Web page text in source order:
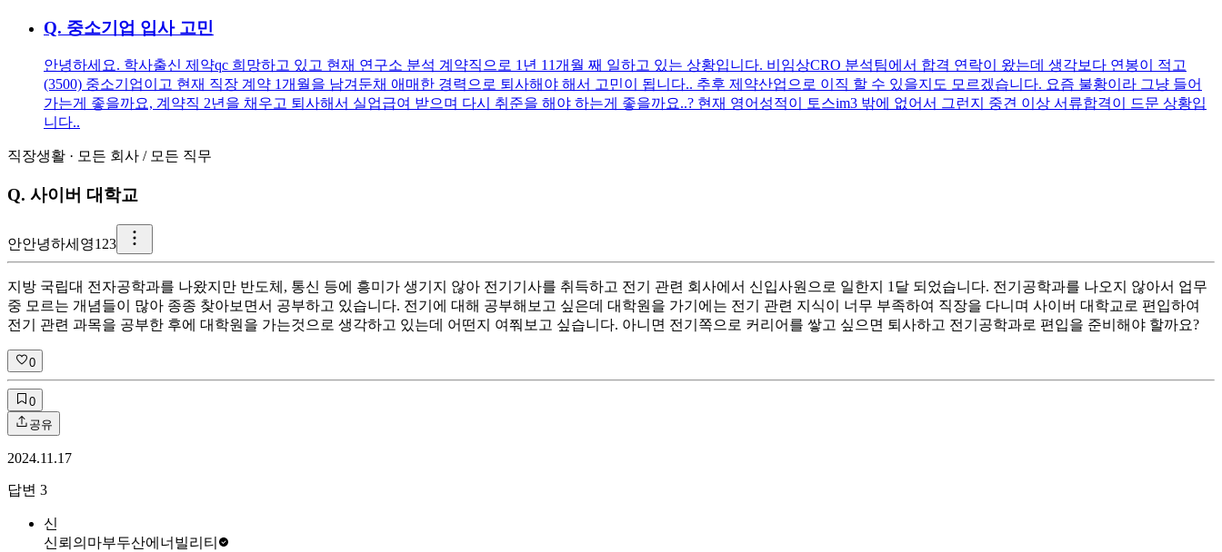
Q. 중소기업 입사 고민
안녕하세요. 학사출신 제약qc 희망하고 있고 현재 연구소 분석 계약직으로 1년 11개월 째 일하고 있는 상황입니다. 비임상CRO 분석팀에서 합격 연락이 왔는데 생각보다 연봉이 적고
(3500) 중소기업이고 현재 직장 계약 1개월을 남겨둔채 애매한 경력으로 퇴사해야 해서 고민이 됩니다.. 추후 제약산업으로 이직 할 수 있을지도 모르겠습니다. 요즘 불황이라 그냥 들어
가는게 좋을까요, 계약직 2년을 채우고 퇴사해서 실업급여 받으며 다시 취준을 해야 하는게 좋을까요..? 현재 영어성적이 토스im3 밖에 없어서 그런지 중견 이상 서류합격이 드문 상황입
니다..
직장생활 · 모든 회사 / 모든 직무
Q. 사이버 대학교
안안녕하세영123
지방 국립대 전자공학과를 나왔지만 반도체, 통신 등에 흥미가 생기지 않아 전기기사를 취득하고 전기 관련 회사에서 신입사원으로 일한지 1달 되었습니다. 전기공학과를 나오지 않아서 업무
중 모르는 개념들이 많아 종종 찾아보면서 공부하고 있습니다. 전기에 대해 공부해보고 싶은데 대학원을 가기에는 전기 관련 지식이 너무 부족하여 직장을 다니며 사이버 대학교로 편입하여
전기 관련 과목을 공부한 후에 대학원을 가는것으로 생각하고 있는데 어떤지 여쭤보고 싶습니다. 아니면 전기쪽으로 커리어를 쌓고 싶으면 퇴사하고 전기공학과로 편입을 준비해야 할까요?
0
0
공유
2024.11.17
답변 3
신
신뢰의마부두산에너빌리티